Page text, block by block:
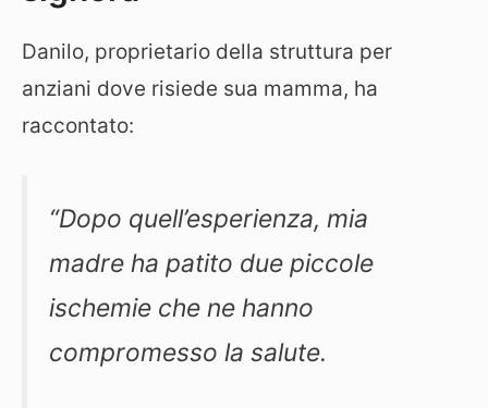
Danilo, proprietario della struttura per
anziani dove risiede sua mamma, ha
raccontato:
“Dopo quell’esperienza, mia
madre ha patito due piccole
ischemie che ne hanno
compromesso la salute.